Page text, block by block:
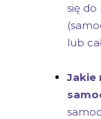
się do
lub
Jakie